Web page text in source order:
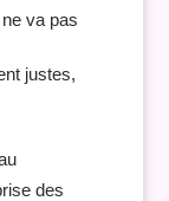
va pas
justes,
des